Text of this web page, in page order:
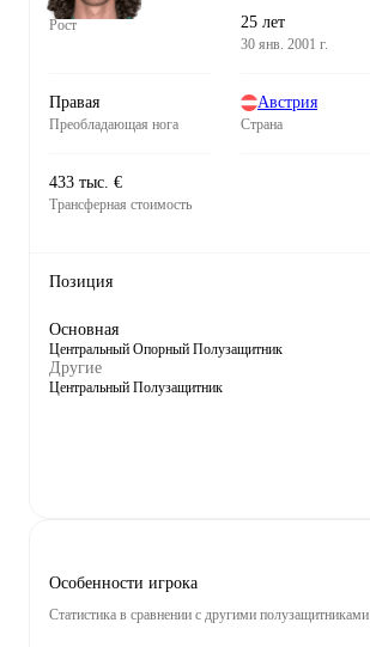
Рост 25 лет
30 янв. 2001 г.
Правая
Преобладающая нога
Австрия
Страна
433 тыс. €
Трансферная стоимость
Позиция
Основная
Центральный Опорный Полузащитник
Другие
Центральный Полузащитник
Особенности игрока
Статистика в сравнении с другими полузащитниками